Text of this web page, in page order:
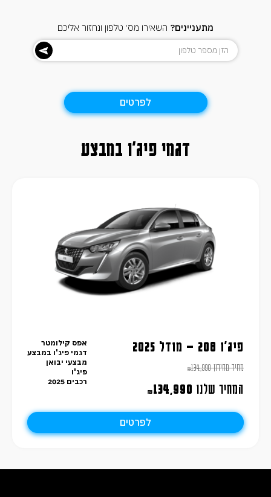
מתעניינים? השאירו מס׳ טלפון ונחזור אליכם
לפרטים
דגמי פיג'ו במבצע
פיג'ו 208 – מודל 2025
מחיר מחירון ₪134,990
המחיר שלנו ₪134,990
אפס קילומטר
דגמי פיג'ו במבצע
מבצעי יבואן
פיג'ו
רכבים 2025
לפרטים